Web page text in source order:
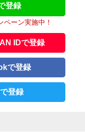
登録
ペーン実施中！
IDで登録
で登録
登録